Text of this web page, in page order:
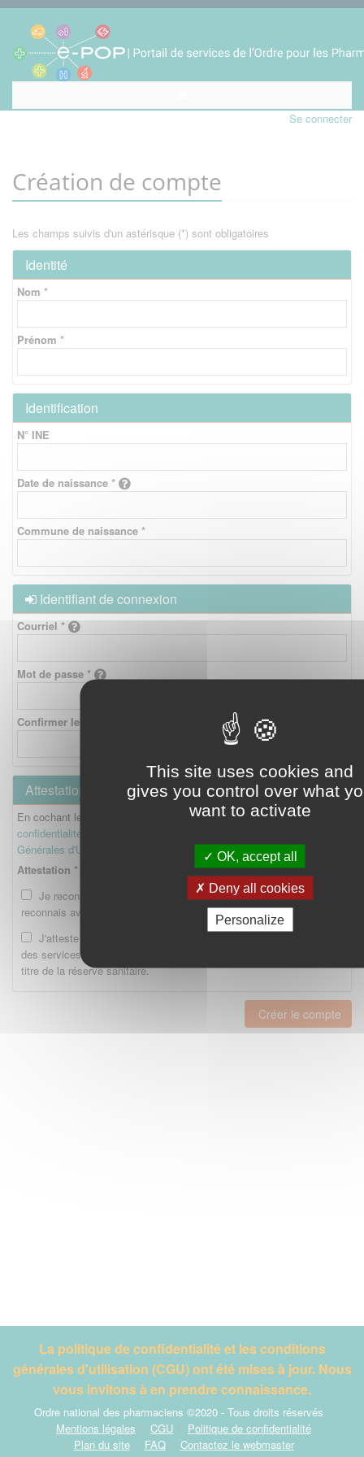
This site uses cookies and
gives you control over what
want to activate
OK, accept all
Deny all cookies
Personalize
Se connecter
Création de compte
Les champs suivis d'un astérisque (*) sont obligatoires
Identité
Nom *
Prénom *
Identification
N° INE
Date de naissance *
Commune de naissance *
Identifiant de connexion
Courriel *
Mot de passe *
Confirmer le mot de passe *
Attestation
En cochant les cases ci-dessous, je reconnais avoir lu laPolitique de
confidentialité
Générales d'Utilisation
Attestation *
Je reconnais avoir lu la Politique de confidentialité et je
reconnais avoir lu et accepté les CGU.
J'atteste être enregistré en tant qu'Etudiant ou Interne auprès
des services compétents de l'Ordre national des pharmaciens au
titre de la réserve sanitaire.
Créer le compte
La politique de confidentialité et les conditions
générales d'utilisation (CGU) ont été mises à jour. Nous
vous invitons à en prendre connaissance.
Ordre national des pharmaciens ©2020 - Tous droits réservés
Mentions légales
CGU
Politique de confidentialité
Plan du site
FAQ Contactez le webmaster